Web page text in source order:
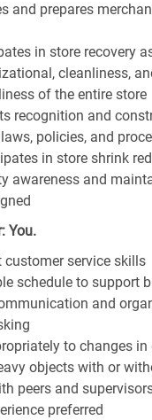
and prepares
in store recovery
cleanliness,
of the entire store
recognition and
policies, and
in store shrink
awareness and
You.
customer service skills
schedule to support
and
to changes
objects with or
peers and
preferred